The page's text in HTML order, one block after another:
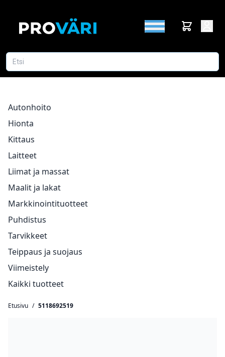
Autonhoito
Hionta
Kittaus
Laitteet
Liimat ja massat
Maalit ja lakat
Markkinointituotteet
Puhdistus
Tarvikkeet
Teippaus ja suojaus
Viimeistely
Kaikki tuotteet
Etusivu / 5118692519